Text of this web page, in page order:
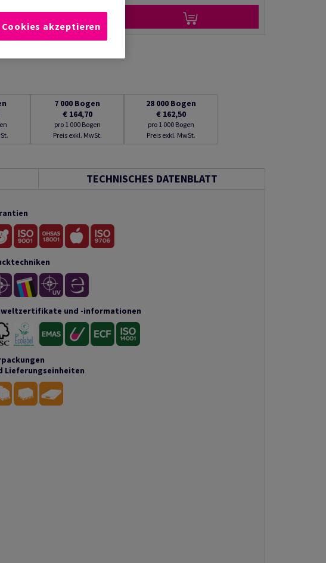
7 000 Bogen
€ 164,70
pro 1 000 Bogen
Preis exkl. MwSt.
28 000 Bogen
€ 162,50
pro 1 000 Bogen
Preis exkl. MwSt.
TECHNISCHES DATENBLATT
und -informationen
Lieferungseinheiten
akzeptieren